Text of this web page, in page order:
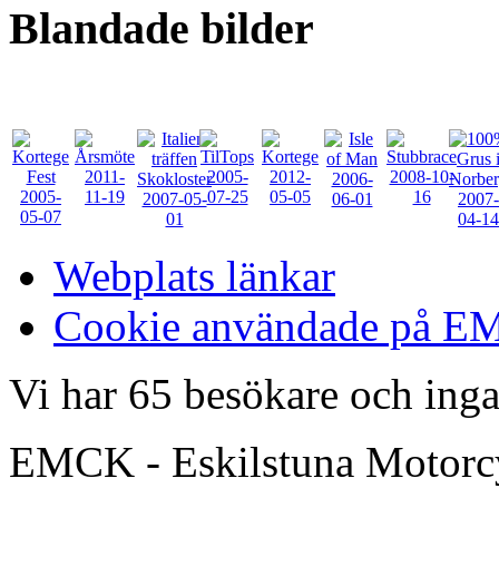
Blandade bilder
Webplats länkar
Cookie användade på
Vi har 65 besökare och
EMCK - Eskilstuna